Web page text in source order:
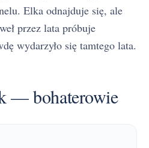
Elka odnajduje się, ale
przez lata próbuje
wydarzyło się tamtego lata.
— bohaterowie